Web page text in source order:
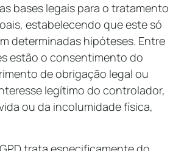
bases legais para o tratamento
estabelecendo que este só
determinadas hipóteses. Entre
estão o consentimento do
de obrigação legal ou
legítimo do controlador,
ou da incolumidade física,